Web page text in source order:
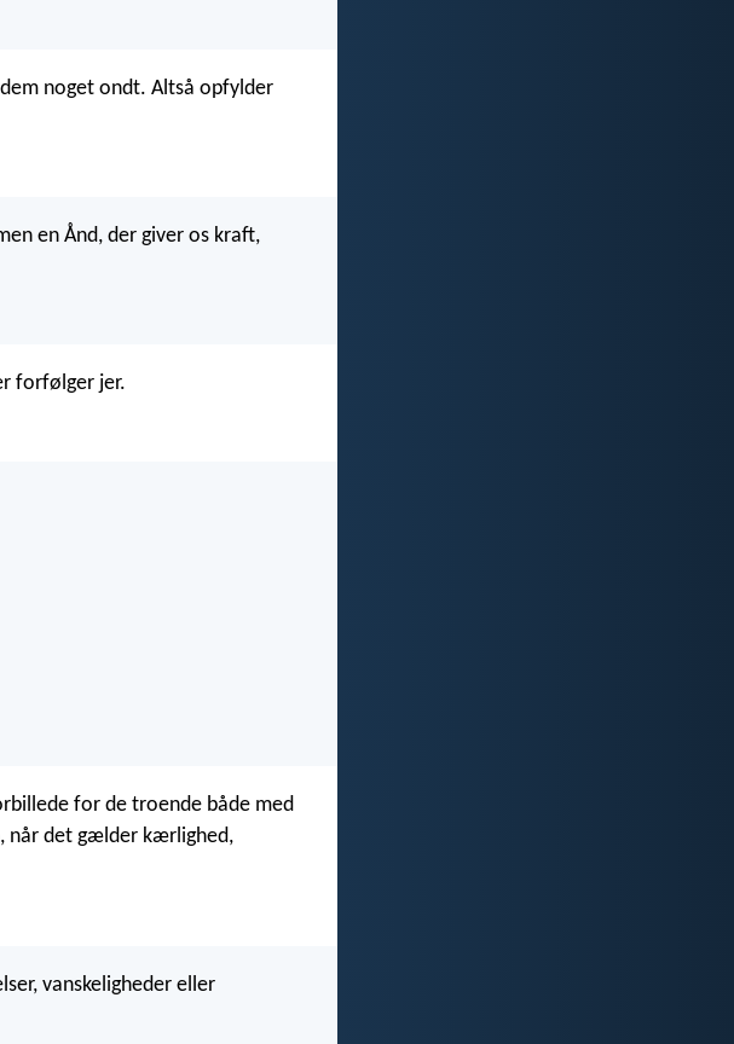
noget ondt. Altså opfylder
en Ånd, der giver os kraft,
forfølger jer.
for de troende både med
når det gælder kærlighed,
vanskeligheder eller